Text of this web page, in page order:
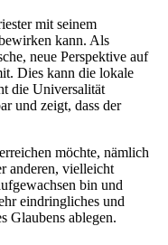
mit seinem
kann. Als
neue Perspektive auf
Dies kann die lokale
die Universalität
und zeigt, dass der
möchte, nämlich
anderen, vielleicht
bin und
eindringliches und
Glaubens ablegen.